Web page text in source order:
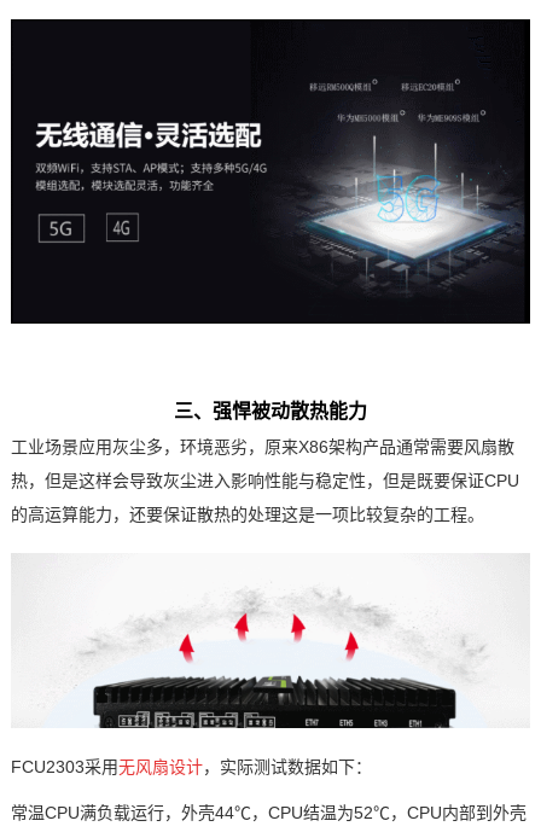
三、强悍被动散热能力
工业场景应用灰尘多，环境恶劣，原来X86架构产品通常需要风扇散
热，但是这样会导致灰尘进入影响性能与稳定性，但是既要保证CPU
的高运算能力，还要保证散热的处理这是一项比较复杂的工程。
FCU2303采用无风扇设计，实际测试数据如下：
常温CPU满负载运行，外壳44℃，CPU结温为52℃，CPU内部到外壳